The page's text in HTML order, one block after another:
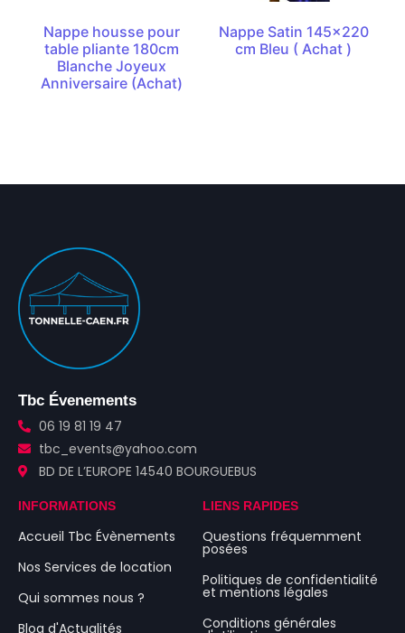
Nappe housse pour
table pliante 180cm
Blanche Joyeux
Anniversaire (Achat)
Nappe Satin 145×220
cm Bleu ( Achat )
Tbc Évenements
06 19 81 19 47
tbc_events@yahoo.com
BD DE L’EUROPE 14540 BOURGUEBUS
INFORMATIONS
Accueil Tbc Évènements
Nos Services de location
Qui sommes nous ?
Blog d'Actualités
LIENS RAPIDES
Questions fréquemment
posées
Politiques de confidentialité
et mentions légales
Conditions générales